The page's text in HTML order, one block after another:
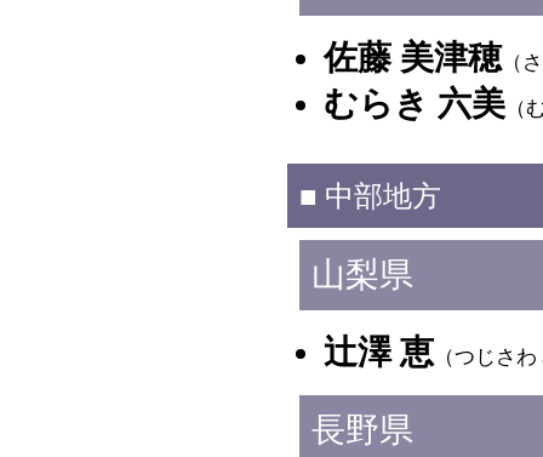
佐藤 美津穂（
むらき 六美 （
■ 中部地方
山梨県
辻澤 恵 （つじさ
長野県